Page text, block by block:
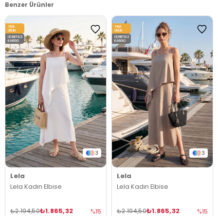
Benzer Ürünler
3
Lela
Lela Kadın Elbise
₺1.865,32
₺2.194,50 %15
YENI
ÜRÜN
ÜCRETSIZ
KARGO
3
Lela
Lela Kadın Elbise
₺1.865,32
₺2.194,50 %15
YENI
ÜRÜN
ÜCRETSIZ
KARGO